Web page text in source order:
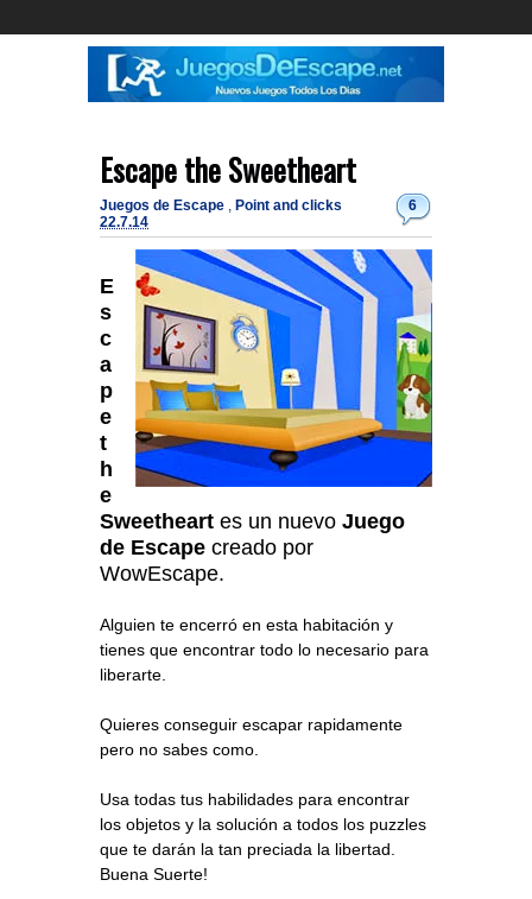
Escape the Sweetheart
6
Juegos de Escape , Point and clicks
22.7.14
E
s
c
a
p
e
t
h
e
Sweetheart es un nuevo Juego
de Escape creado por
WowEscape.
Alguien te encerró en esta habitación y
tienes que encontrar todo lo necesario para
liberarte.
Quieres conseguir escapar rapidamente
pero no sabes como.
Usa todas tus habilidades para encontrar
los objetos y la solución a todos los puzzles
que te darán la tan preciada la libertad.
Buena Suerte!